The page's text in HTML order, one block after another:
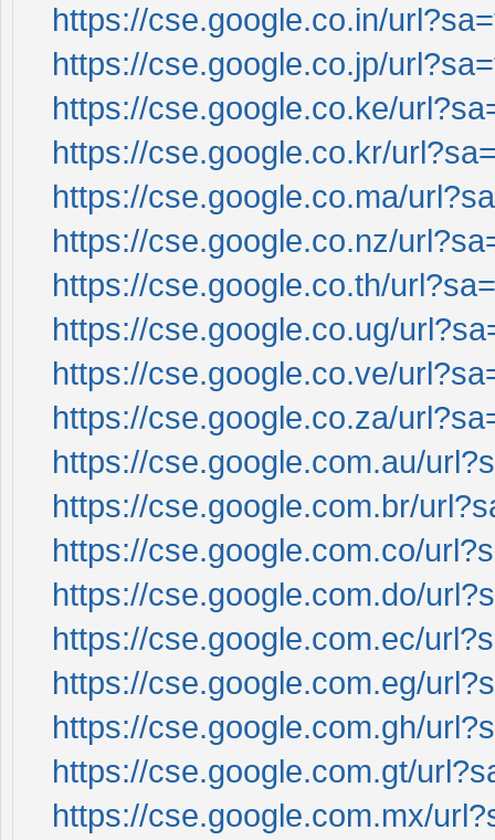
https://cse.google.co.in/
https://cse.google.co.jp/
https://cse.google.co.ke/
https://cse.google.co.kr/
https://cse.google.co.ma/
https://cse.google.co.nz/
https://cse.google.co.th/
https://cse.google.co.ug/
https://cse.google.co.ve/
https://cse.google.co.za/
https://cse.google.com.au/
https://cse.google.com.br/
https://cse.google.com.co/
https://cse.google.com.do/
https://cse.google.com.ec/
https://cse.google.com.eg/
https://cse.google.com.gh/
https://cse.google.com.gt/
https://cse.google.com.mx/